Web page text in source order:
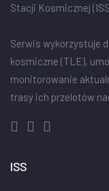
Stacji Kosmicznej
Serwis wykorzystuje
kosmiczne (TLE),
monitorowanie
trasy ich przelotów
ISS